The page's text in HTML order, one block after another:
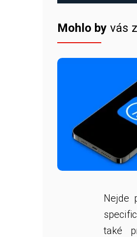
Mohlo by vás
Nejde
také